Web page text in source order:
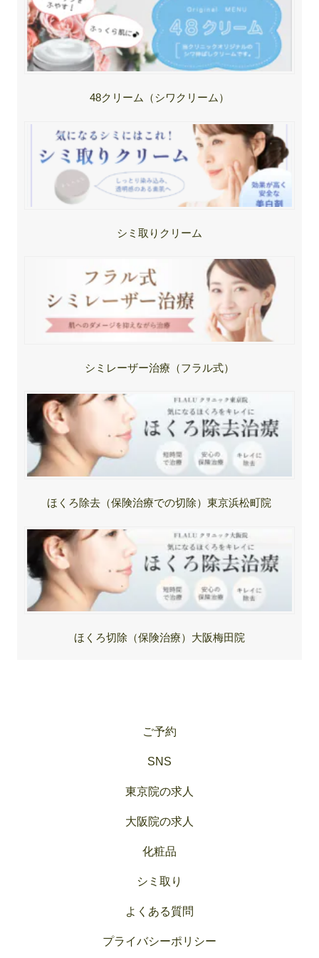
48クリーム（シワクリーム）
シミ取りクリーム
シミレーザー治療（フラル式）
ほくろ除去（保険治療での切除）東京浜松町院
ほくろ切除（保険治療）大阪梅田院
ご予約
SNS
東京院の求人
大阪院の求人
化粧品
シミ取り
よくある質問
プライバシーポリシー